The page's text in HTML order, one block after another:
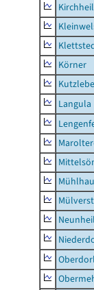
Körner
Langula